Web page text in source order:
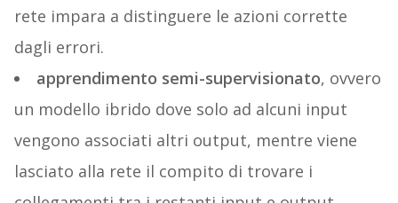
rete impara a distinguere le azioni corrette
dagli errori.
apprendimento semi-supervisionato, ovvero
un modello ibrido dove solo ad alcuni input
vengono associati altri output, mentre viene
lasciato alla rete il compito di trovare i